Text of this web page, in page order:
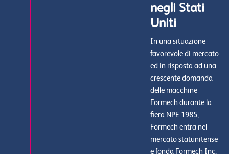
negli Stati
Uniti
In una situazione
favorevole di mercato
ed in risposta ad una
crescente domanda
delle macchine
Formech durante la
fiera NPE 1985,
Formech entra nel
mercato statunitense
e fonda Formech Inc.